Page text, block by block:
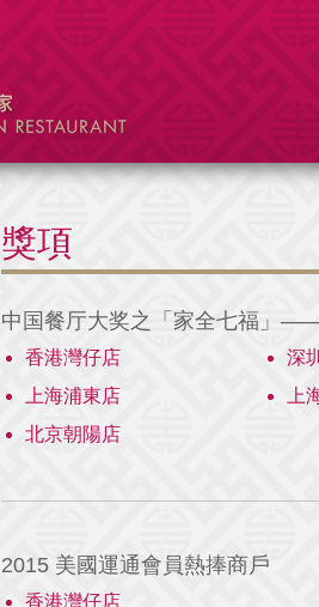
獎項
中国餐厅大奖之「家全七福」
香港灣仔店
深
上海浦東店
上
北京朝陽店
2015 美國運通會員熱捧商戶
香港灣仔店